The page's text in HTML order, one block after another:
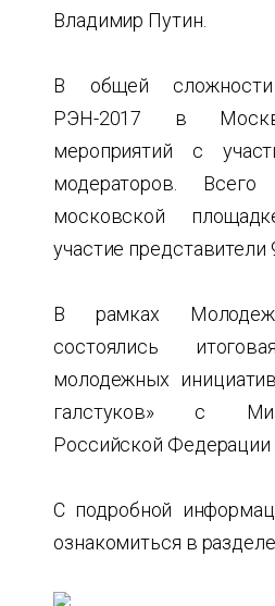
Владимир Путин.
В общей
РЭН-2017 в
мероприятий с
модераторов.
московской
участие представители
В рамках
состоялись
молодежных
галстуков» с
Российской
С подробной
ознакомиться в разделе